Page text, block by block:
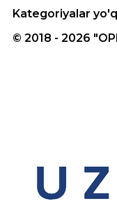
Kategoriyalar yo'q
© 2018 - 2026